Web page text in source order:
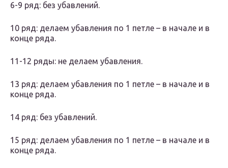
6-9 ряд: без убавлений.
10 ряд: делаем убавления по 1 петле – в начале и в
конце ряда.
11-12 ряды: не делаем убавления.
13 ряд: делаем убавления по 1 петле – в начале и в
конце ряда.
14 ряд: без убавлений.
15 ряд: делаем убавления по 1 петле – в начале и в
конце ряда.